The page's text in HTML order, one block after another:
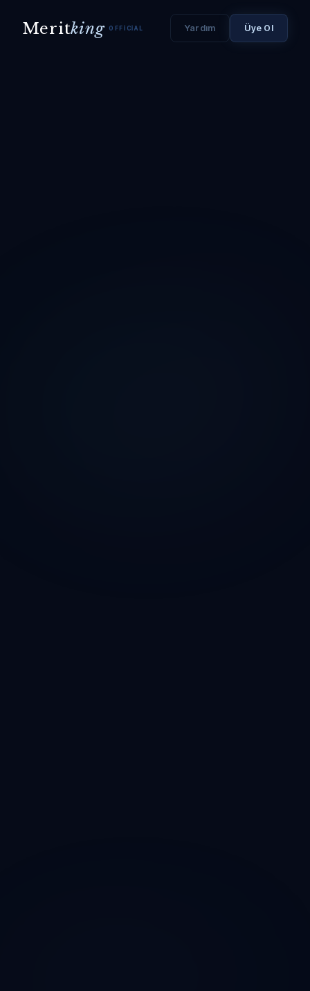
Meritking OFFICIAL Yardım Üye Ol